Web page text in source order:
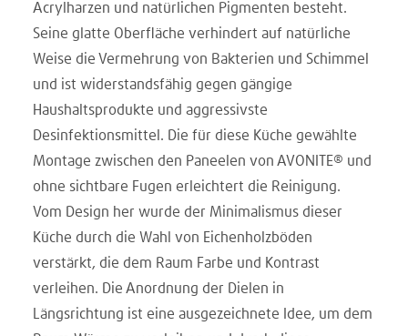
Acrylharzen und natürlichen Pigmenten besteht.
Seine glatte Oberfläche verhindert auf natürliche
Weise die Vermehrung von Bakterien und Schimmel
und ist widerstandsfähig gegen gängige
Haushaltsprodukte und aggressivste
Desinfektionsmittel. Die für diese Küche gewählte
Montage zwischen den Paneelen von AVONITE® und
ohne sichtbare Fugen erleichtert die Reinigung.
Vom Design her wurde der Minimalismus dieser
Küche durch die Wahl von Eichenholzböden
verstärkt, die dem Raum Farbe und Kontrast
verleihen. Die Anordnung der Dielen in
Längsrichtung ist eine ausgezeichnete Idee, um dem